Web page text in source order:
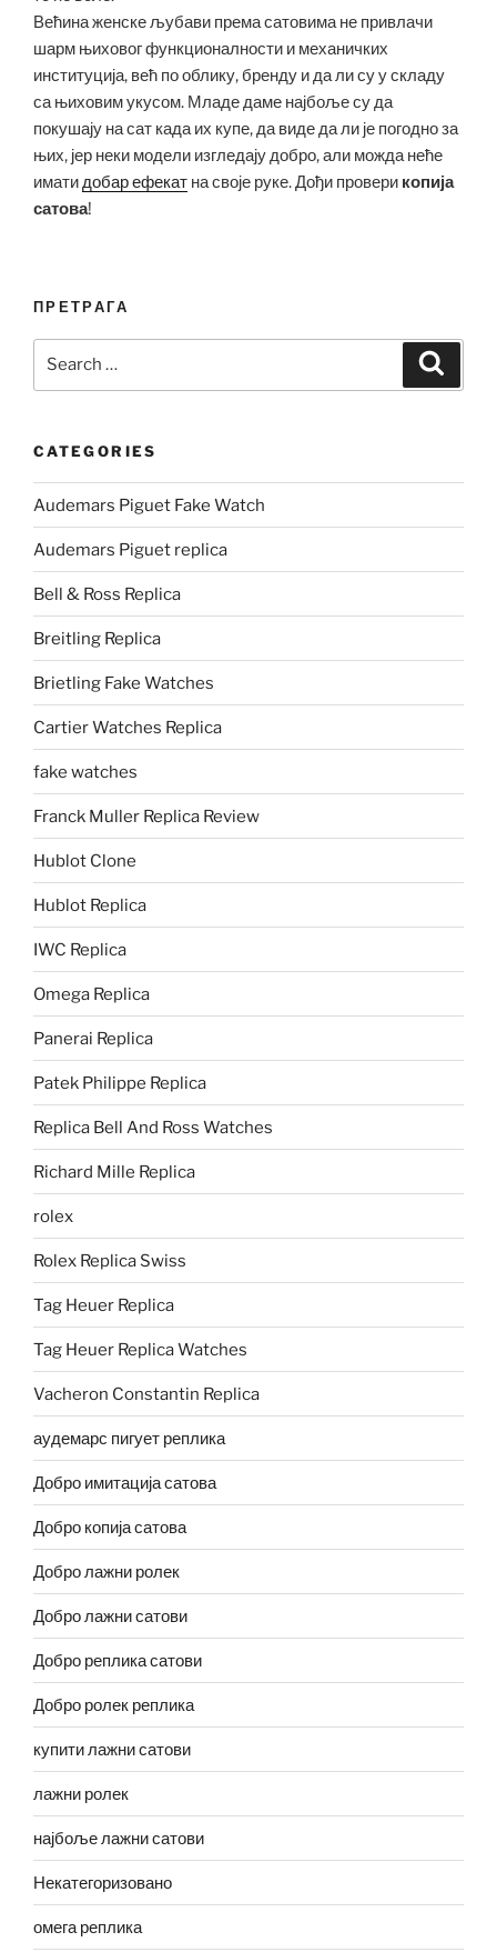
Већина женске љубави према сатовима не привлачи
шарм њиховог функционалности и механичких
институција, већ по облику, бренду и да ли су у складу
са њиховим укусом. Младе даме најбоље су да
покушају на сат када их купе, да виде да ли је погодно за
њих, јер неки модели изгледају добро, али можда неће
иматидобар ефекат на своје руке. Дођи провери копија
сатова!
ПРЕТРАГА
CATEGORIES
Audemars Piguet Fake Watch
Audemars Piguet replica
Bell & Ross Replica
Breitling Replica
Brietling Fake Watches
Cartier Watches Replica
fake watches
Franck Muller Replica Review
Hublot Clone
Hublot Replica
IWC Replica
Omega Replica
Panerai Replica
Patek Philippe Replica
Replica Bell And Ross Watches
Richard Mille Replica
rolex
Rolex Replica Swiss
Tag Heuer Replica
Tag Heuer Replica Watches
Vacheron Constantin Replica
аудемарс пигует реплика
Добро имитација сатова
Добро копија сатова
Добро лажни ролек
Добро лажни сатови
Добро реплика сатови
Добро ролек реплика
купити лажни сатови
лажни ролек
најбоље лажни сатови
Некатегоризовано
омега реплика